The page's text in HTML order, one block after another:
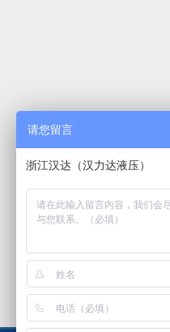
请您留言
浙江汉达（汉力达液压）